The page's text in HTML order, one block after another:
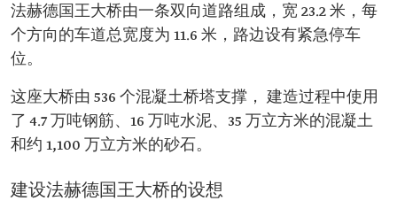
法赫德国王大桥由一条双向道路组成，宽 23.2 米，每
个方向的车道总宽度为 11.6 米，路边设有紧急停车
位。
这座大桥由 536 个混凝土桥塔支撑， 建造过程中使用
了 4.7 万吨钢筋、16 万吨水泥、35 万立方米的混凝土
和约 1,100 万立方米的砂石。
建设法赫德国王大桥的设想